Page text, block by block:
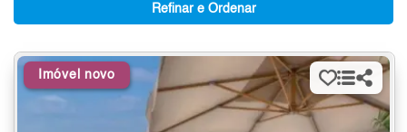
Refinar e Ordenar
Imóvel novo